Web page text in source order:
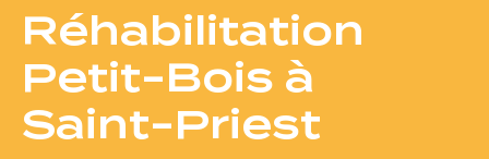
Je cherche un logement
J’ai moins de 30 ans
Je suis salarié
Réhabilitation
Petit-Bois à
Saint-Priest